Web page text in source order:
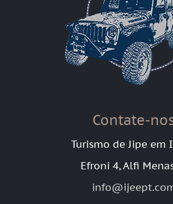
Contate-
Turismo de Jipe em
Efroni 4, Alfi